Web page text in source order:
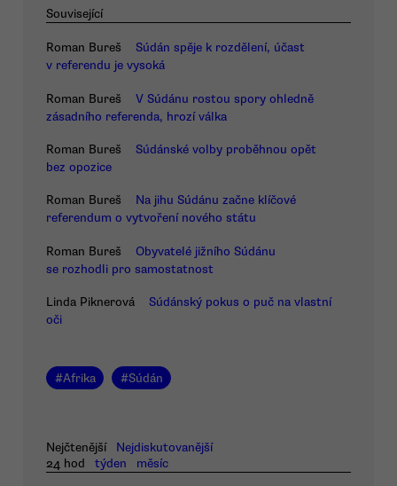
Související
Roman Bureš
Súdán spěje k rozdělení, účast
v referendu je vysoká
Roman Bureš
V Súdánu rostou spory ohledně
zásadního referenda, hrozí válka
Roman Bureš
Súdánské volby proběhnou opět
bez opozice
Roman Bureš
Na jihu Súdánu začne klíčové
referendum o vytvoření nového státu
Roman Bureš
Obyvatelé jižního Súdánu
se rozhodli pro samostatnost
Linda Piknerová
Súdánský pokus o puč na vlastní
oči
#Afrika #Súdán
Nejčtenější
Nejdiskutovanější
24 hod
týden měsíc